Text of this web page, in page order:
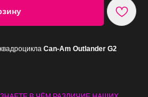
Can-Am Outlander G2